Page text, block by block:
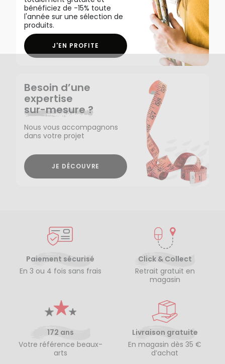
bénéficiez de -15% toute
l'année sur une sélection de
produits.
J'EN PROFITE
Besoin d’une
expertise
sur-mesure ?
Nous vous accompagnons
dans votre projet
JE DÉCOUVRE
Paiement sécurisé
En 3 ou 4 fois sans frais
Click & Collect
Retrait gratuit en
magasin
172 ans
Votre référence beaux-
arts
Livraison gratuite
En magasin dès 35 €
d’achat